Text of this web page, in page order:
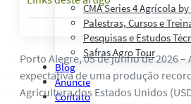
CMA Series 4 Agrícola
Palestras, Cursos e
Pesquisas e Estudos
Safras Agro Tour
Blog
Anuncie
Contato
Porto Alegre, 05 de junho de 2026
expectativa de uma produção
Agricultura dos Estados Unidos